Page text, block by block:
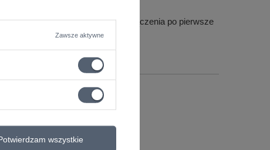
– od pierwszego podłączenia po pierwsze
Zawsze aktywne
wszystkie